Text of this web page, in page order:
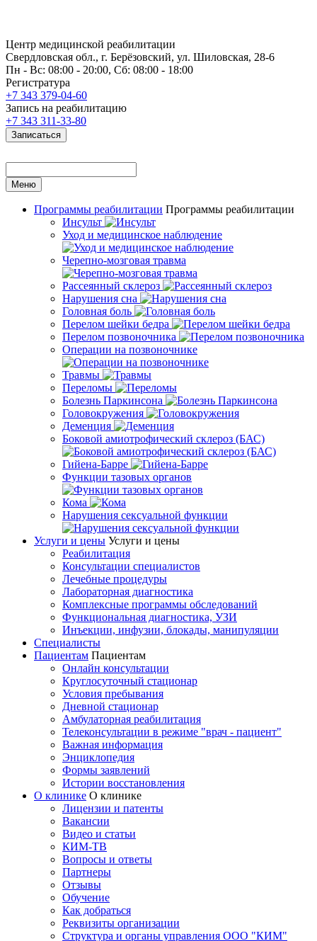
Центр медицинской реабилитации
Свердловская обл., г. Берёзовский, ул. Шиловская, 28-6
Пн - Вс: 08:00 - 20:00, Сб: 08:00 - 18:00
Регистратура
+7 343 379-04-60
Запись на реабилитацию
+7 343 311-33-80
Записаться
Меню
Программы реабилитации Программы реабилитации
Инсульт
Уход и медицинское наблюдение
Черепно-мозговая травма
Рассеянный склероз
Нарушения сна
Головная боль
Перелом шейки бедра
Перелом позвоночника
Операции на позвоночнике
Травмы
Переломы
Болезнь Паркинсона
Головокружения
Деменция
Боковой амиотрофический склероз (БАС)
Гийена-Барре
Функции тазовых органов
Кома
Нарушения сексуальной функции
Услуги и цены Услуги и цены
Реабилитация
Консультации специалистов
Лечебные процедуры
Лабораторная диагностика
Комплексные программы обследований
Функциональная диагностика, УЗИ
Инъекции, инфузии, блокады, манипуляции
Специалисты
Пациентам Пациентам
Онлайн консультации
Круглосуточный стационар
Условия пребывания
Дневной стационар
Амбулаторная реабилитация
Телеконсультации в режиме "врач - пациент"
Важная информация
Энциклопедия
Формы заявлений
Истории восстановления
О клинике О клинике
Лицензии и патенты
Вакансии
Видео и статьи
КИМ-ТВ
Вопросы и ответы
Партнеры
Отзывы
Обучение
Как добраться
Реквизиты организации
Структура и органы управления ООО "КИМ"